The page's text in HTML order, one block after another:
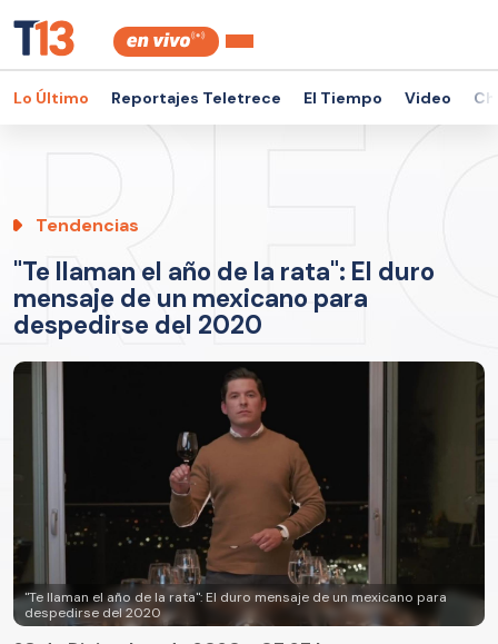
Lo Último Reportajes Teletrece El Tiempo Video
Tendencias
"Te llaman el año de la rata": El duro
mensaje de un mexicano para
despedirse del 2020
"Te llaman el año de la rata": El duro mensaje de un mexicano para
despedirse del 2020